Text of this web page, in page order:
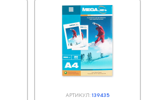
АРТИКУЛ:139435